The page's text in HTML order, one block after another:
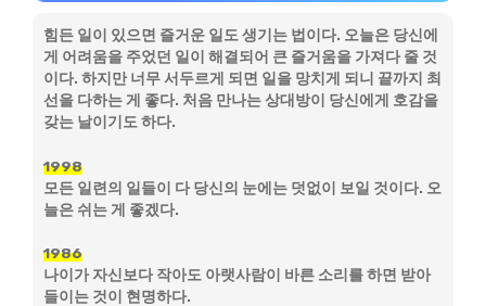
힘든 일이 있으면 즐거운 일도 생기는 법이다. 오늘은 당신에
게 어려움을 주었던 일이 해결되어 큰 즐거움을 가져다 줄 것
이다. 하지만 너무 서두르게 되면 일을 망치게 되니 끝까지 최
선을 다하는 게 좋다. 처음 만나는 상대방이 당신에게 호감을
갖는 날이기도 하다.
1998
모든 일련의 일들이 다 당신의 눈에는 덧없이 보일 것이다. 오
늘은 쉬는 게 좋겠다.
1986
나이가 자신보다 작아도 아랫사람이 바른 소리를 하면 받아
들이는 것이 현명하다.